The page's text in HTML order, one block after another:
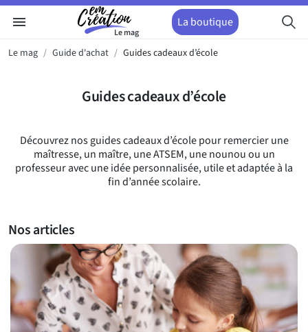
menu
Le mag
La boutique
Le mag Guide d'achat Guides cadeaux d’école
Guides cadeaux d’école
Découvrez nos guides cadeaux d’école pour remercier une
maîtresse, un maître, une ATSEM, une nounou ou un
professeur avec une idée personnalisée, utile et adaptée à la
fin d’année scolaire.
Nos articles